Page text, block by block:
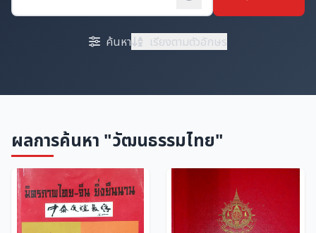
ค้นหา เรียงตามตัวอักษร
ผลการค้นหา "วัฒนธรรมไทย"